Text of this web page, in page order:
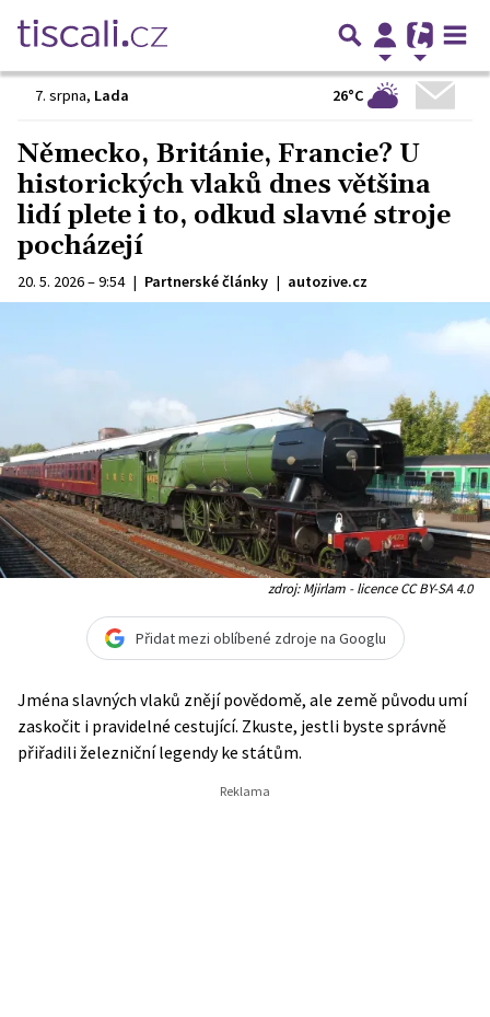
7. srpna, Lada 26°C
Německo, Británie, Francie? U
historických vlaků dnes většina
lidí plete i to, odkud slavné stroje
pocházejí
20. 5. 2026 – 9:54 | Partnerské články | autozive.cz
zdroj: Mjirlam - licence CC BY-SA 4.0
Přidat mezi oblíbené zdroje na Googlu
Jména slavných vlaků znějí povědomě, ale země původu umí
zaskočit i pravidelné cestující. Zkuste, jestli byste správně
přiřadili železniční legendy ke státům.